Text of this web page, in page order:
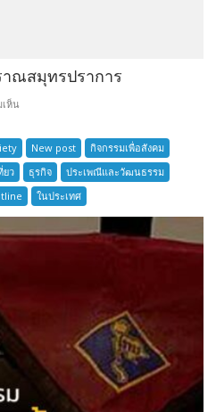
าณสมุทรปราการ
ห็น
เล่า
ตำนาน
เมือง
โบราณ
สมุทรปราการ
New post
กิจกรรมเพื่อสังคม
ยว ธุรกิจ
ประเพณีและวัฒนธรรม
ในประเทศ